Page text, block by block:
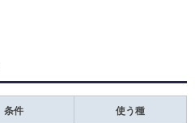
条件 使う種